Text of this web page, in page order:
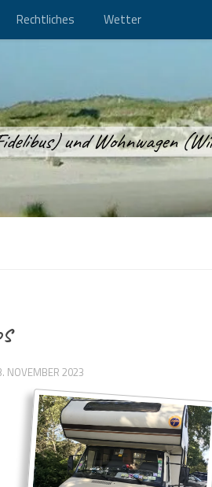
Rechtliches Wetter
und Wohnwagen
NOVEMBER 2023